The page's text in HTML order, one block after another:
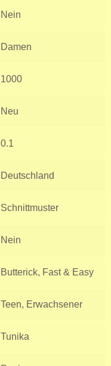
Nein
Damen
1000
Neu
0.1
Deutschland
Schnittmuster
Nein
Butterick, Fast & Easy
Teen, Erwachsener
Tunika